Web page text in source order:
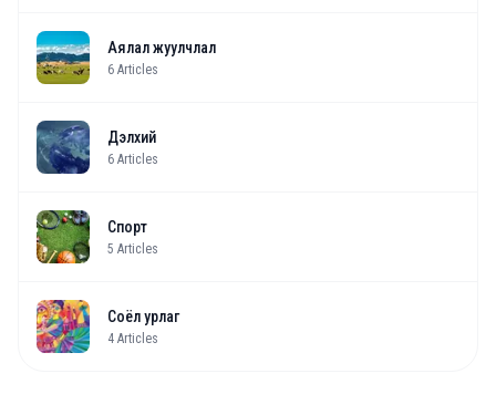
Аялал жуулчлал
6 Articles
Дэлхий
6 Articles
Спорт
5 Articles
Соёл урлаг
4 Articles